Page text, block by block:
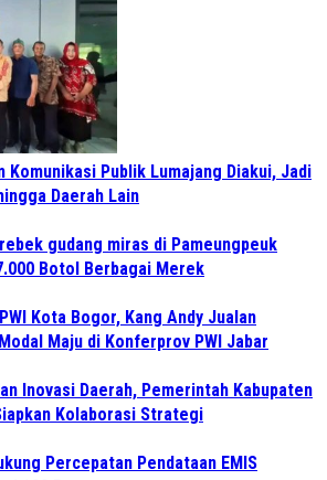
Komunikasi Publik Lumajang Diakui, Jadi
Daerah Lain
gudang miras di Pameungpeuk
Botol Berbagai Merek
Kota Bogor, Kang Andy Jualan
Maju di Konferprov PWI Jabar
Inovasi Daerah, Pemerintah Kabupaten
Kolaborasi Strategi
Percepatan Pendataan EMIS